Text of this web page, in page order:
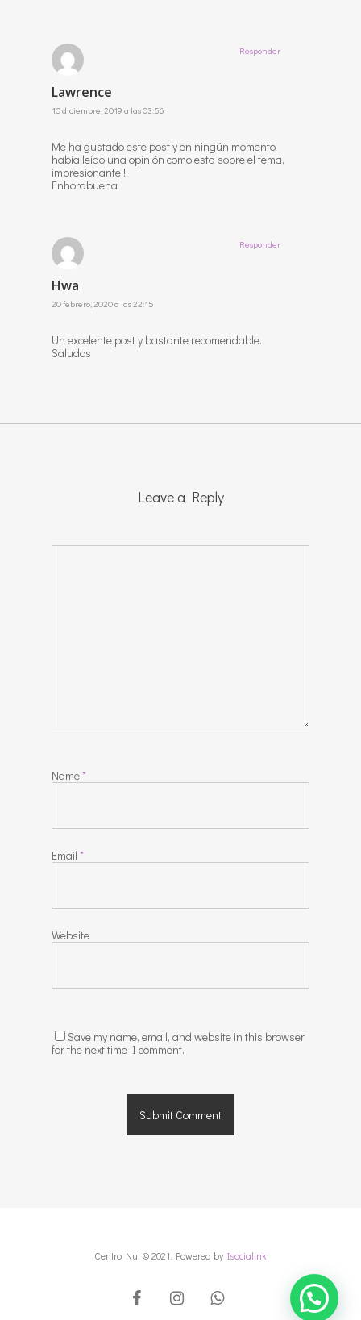
Lawrence
10 diciembre, 2019 a las 03:56
Me ha gustado este post y en ningún momento
había leído una opinión como esta sobre el tema,
impresionante !
Enhorabuena
Responder
Hwa
20 febrero, 2020 a las 22:15
Un excelente post y bastante recomendable.
Saludos
Responder
Leave a Reply
Name*
Email *
Website
Save my name, email, and website in this browser
for the next time I comment.
Centro Nut © 2021. Powered by Isocialink
facebook instagramwhatsapp